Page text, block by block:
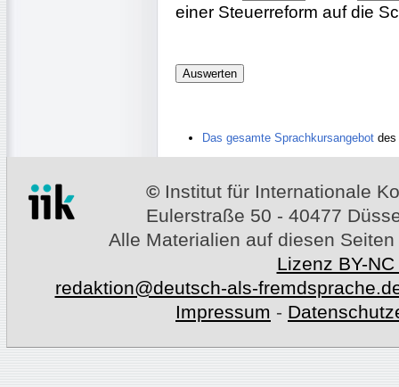
einer Steuerreform auf die
Das gesamte Sprachkursangebot des
© Institut für Internationale
Eulerstraße 50 - 40477
Alle Materialien auf diesen
Lizenz BY-
redaktion@deutsch-als-
Impressum -